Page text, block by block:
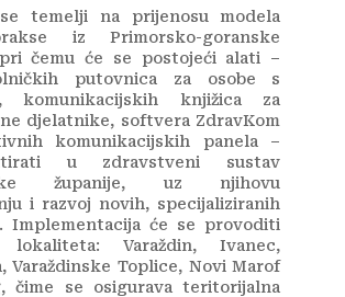
temelji na prijenosu modela
iz Primorsko-goranske
čemu će se postojeći alati –
putovnica za osobe s
komunikacijskih knjižica za
djelatnike, softvera ZdravKom
komunikacijskih panela –
u zdravstveni sustav
županije, uz njihovu
i razvoj novih, specijaliziranih
Implementacija će se provoditi
Varaždin, Ivanec,
Varaždinske Toplice, Novi Marof
čime se osigurava teritorijalna